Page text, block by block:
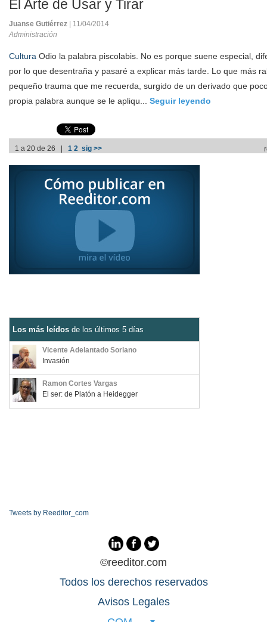
El Arte de Usar y Tirar
Juanse Gutiérrez
| 11/04/2014
Administración
Cultura Odio la palabra piscolabis. No es porque suene especial,
por lo que desentraña y pasaré a explicar más tarde. Lo que más
pequeño trauma que me recuerda, surgido de un derivado que
propia palabra aunque se le apliqu... Seguir leyendo
1 a 20 de 26 | 1 2 sig >>
Los más leídos de los últimos 5 días
Vicente Adelantado Soriano
Invasión
Ramon Cortes Vargas
El ser: de Platón a Heidegger
Tweets by Reeditor_com
©reeditor.com
Todos los derechos reservados
Avisos Legales